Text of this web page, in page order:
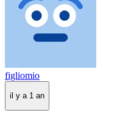
figliomio
il y a 1 an